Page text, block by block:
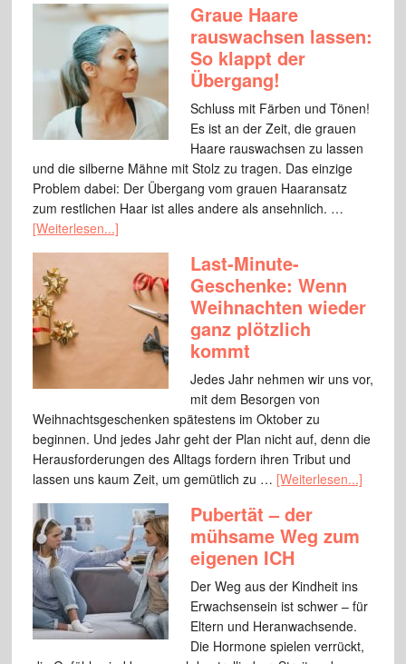
Graue Haare
rauswachsen lassen:
So klappt der
Übergang!
Schluss mit Färben und Tönen!
Es ist an der Zeit, die grauen
Haare rauswachsen zu lassen
und die silberne Mähne mit Stolz zu tragen. Das einzige
Problem dabei: Der Übergang vom grauen Haaransatz
zum restlichen Haar ist alles andere als ansehnlich. …
[Weiterlesen...]
Last-Minute-
Geschenke: Wenn
Weihnachten wieder
ganz plötzlich
kommt
Jedes Jahr nehmen wir uns vor,
mit dem Besorgen von
Weihnachtsgeschenken spätestens im Oktober zu
beginnen. Und jedes Jahr geht der Plan nicht auf, denn die
Herausforderungen des Alltags fordern ihren Tribut und
lassen uns kaum Zeit, um gemütlich zu … [Weiterlesen...]
Pubertät – der
mühsame Weg zum
eigenen ICH
Der Weg aus der Kindheit ins
Erwachsensein ist schwer – für
Eltern und Heranwachsende.
Die Hormone spielen verrückt,